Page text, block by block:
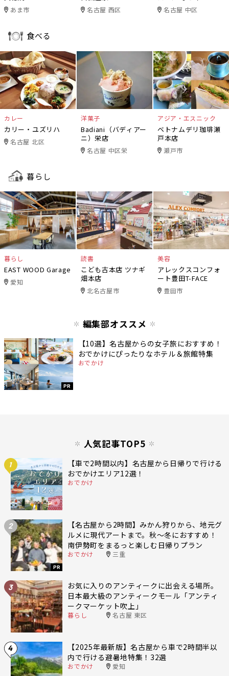
あま市 名古屋 西区 名古屋 中区
食べる
カレー
カリー・ユズリハ
名古屋 北区
洋菓子
Badiani（バディアー
ニ）栄店
名古屋 中区栄
アジア・エスニック
ベトナムデリ珈琲瀬
戸本店
瀬戸市
暮らし
暮らし
EAST WOOD Garage
愛知
読書
こども古本店 ツナギ
畑本店
北名古屋市
美容
アレックスコンフォ
ート豊田T-FACE
豊田市
編集部オススメ
PR
【10選】名古屋からの女子旅におすすめ！
おでかけにぴったりなホテル＆旅館特集
おでかけ
人気記事TOP5
1
【車で2時間以内】名古屋から日帰りで行ける
おでかけエリア12選！
おでかけ
2
PR
【名古屋から2時間】みかん狩りから、地元グ
ルメに現代アートまで。秋〜冬におすすめ！
南伊勢町をまるっと楽しむ日帰りプラン
おでかけ 三重
3
お気に入りのアンティークに出会える場所。
日本最大級のアンティークモール「アンティ
ークマーケット吹上」
暮らし 名古屋 東区
4
【2025年最新版】名古屋から車で2時間半以
内で行ける避暑地特集！32選
おでかけ 愛知